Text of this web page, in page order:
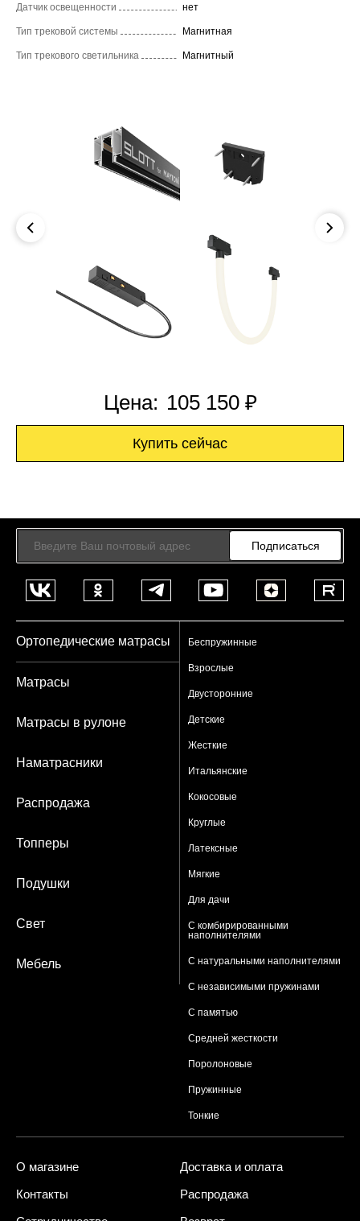
Датчик освещенности нет
Тип трековой системы Магнитная
Тип трекового светильника Магнитный
Цена: 105 150 ₽
Купить сейчас
Подписаться
Ортопедические матрасы Беспружинные
Взрослые
Двусторонние
Детские
Жесткие
Итальянские
Кокосовые
Круглые
Латексные
Мягкие
Для дачи
С комбирированными
наполнителями
С натуральными наполнителями
С независимыми пружинами
С памятью
Средней жесткости
Поролоновые
Пружинные
Тонкие
Матрасы
Матрасы в рулоне
Наматрасники
Распродажа
Топперы
Подушки
Свет
Мебель
О магазине
Доставка и оплата
Контакты
Распродажа